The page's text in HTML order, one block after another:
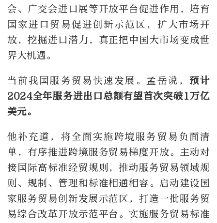
会、广交会进口展等开放平台促进作用，培育
国家进口贸易促进创新示范区，扩大市场开
放，挖掘进口潜力，真正把中国大市场变成世
界大机遇。
当前我国服务贸易快速发展。孟岳说， 预计
2024全年服务进出口总额有望首次突破1万亿
美元。
他补充道，将全面实施跨境服务贸易负面清
单，有序推进跨境服务贸易梯度开放。主动对
接国际高标准经贸规则，推动服务贸易领域规
则、规制、管理和标准相通相容。启动建设国
家服务贸易创新发展示范区，打造一批服务贸
易综合改革开放示范平台。实施服务贸易标准